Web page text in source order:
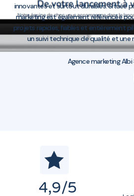
innovantes et surtout durables. Située
marketing est également référencée
projets rapides, fiables et entièrement
un suivi technique de qualité et une
Agence marketing
Agence
4,9/5